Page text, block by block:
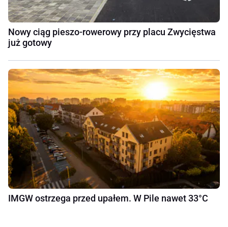
Nowy ciąg pieszo-rowerowy przy placu Zwycięstwa
już gotowy
IMGW ostrzega przed upałem. W Pile nawet 33°C